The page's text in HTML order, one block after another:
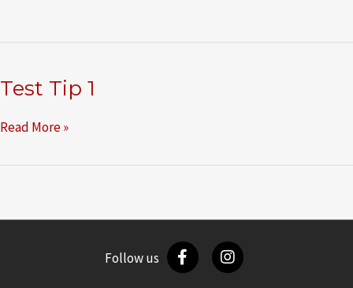
Test Tip 1
Test
1
Read More »
Follow us